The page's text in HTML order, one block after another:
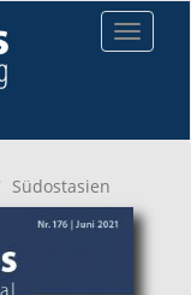
Toggle
Südostasien